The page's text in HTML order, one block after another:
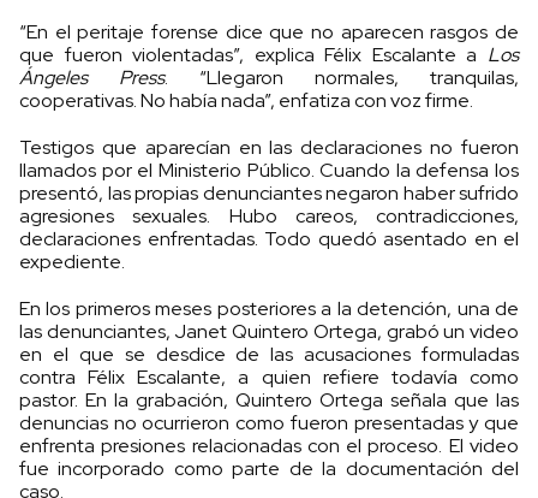
“En el peritaje forense dice que no aparecen rasgos de
que fueron violentadas”, explica Félix Escalante a Los
Ángeles Press. “Llegaron normales, tranquilas,
cooperativas. No había nada”, enfatiza con voz firme.
Testigos que aparecían en las declaraciones no fueron
llamados por el Ministerio Público. Cuando la defensa los
presentó, las propias denunciantes negaron haber sufrido
agresiones sexuales. Hubo careos, contradicciones,
declaraciones enfrentadas. Todo quedó asentado en el
expediente.
En los primeros meses posteriores a la detención, una de
las denunciantes, Janet Quintero Ortega, grabó un video
en el que se desdice de las acusaciones formuladas
contra Félix Escalante, a quien refiere todavía como
pastor. En la grabación, Quintero Ortega señala que las
denuncias no ocurrieron como fueron presentadas y que
enfrenta presiones relacionadas con el proceso. El video
fue incorporado como parte de la documentación del
caso.